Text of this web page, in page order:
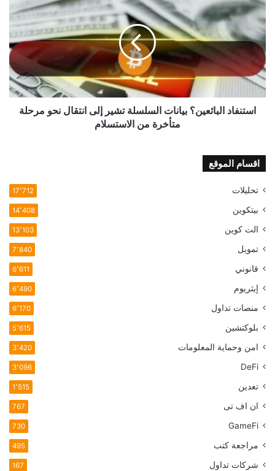
البائعين؟
بيانات
السلسلة
تشير
إلى
انتقال
نحو
مرحلة
متأخرة
استنفاد البائعين؟ بيانات السلسلة تشير إلى انتقال نحو مرحلة
متأخرة من الاستسلام
اقسام الموقع
تحليلات 17٬712
بيتكوين 14٬408
الت كوين 13٬103
تمويل 7٬840
قانوني 6٬611
إيثريوم 6٬490
منصات تداول 6٬170
بلوكتشين 5٬615
امن وحماية المعلومات 3٬420
DeFi 3٬096
تعدين 1٬515
ان اف تی 767
GameFi
730
مراجعة كتب 495
شركات تداول 167